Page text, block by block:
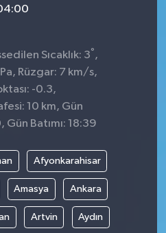
Sıcaklık: 3°,
Rüzgar: 7 km/s,
-0.3,
10 km, Gün
Batımı: 18:39
Afyonkarahisar
Amasya Ankara
Artvin Aydın